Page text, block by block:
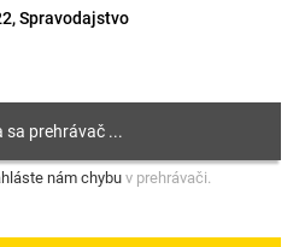
Spravodajstvo
nám chybu v prehrávači.